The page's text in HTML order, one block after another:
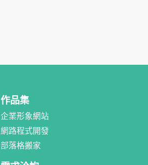
作品集
企業形象網站
網路程式開發
部落格搬家